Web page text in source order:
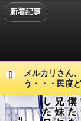
新着記事
メルカリさん
う・・・民度